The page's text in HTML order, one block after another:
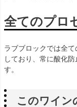
全てのプロ
ラブブロックでは全
しており、常に酸化
す。
このワイン